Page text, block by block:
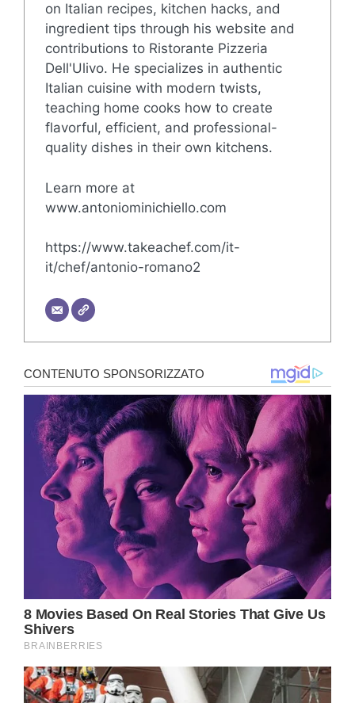
on Italian recipes, kitchen hacks, and
ingredient tips through his website and
contributions to Ristorante Pizzeria
Dell'Ulivo. He specializes in authentic
Italian cuisine with modern twists,
teaching home cooks how to create
flavorful, efficient, and professional-
quality dishes in their own kitchens.
Learn more at
www.antoniominichiello.com
https://www.takeachef.com/it-
it/chef/antonio-romano2